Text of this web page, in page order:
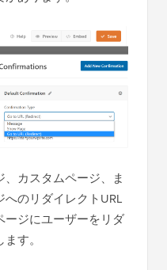
カスタムページ、ま
のリダイレクトURL
ージにユーザーをリダ
す。